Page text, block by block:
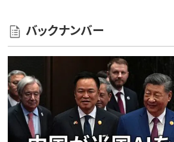
バックナンバー